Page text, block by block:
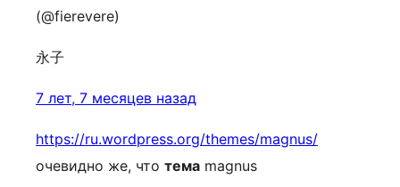
(@fierevere)
永子
7 лет, 7 месяцев назад
https://ru.wordpress.org/themes/magnus/
очевидно же, что тема magnus